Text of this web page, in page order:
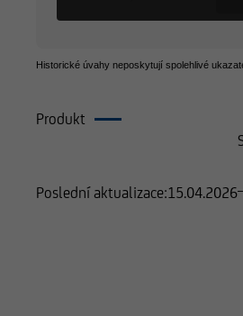
Historické úvahy neposkytují spolehlivé
Produkt
Poslední aktualizace:15.04.2026